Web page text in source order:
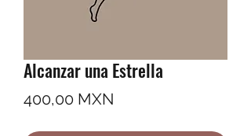
Alcanzar una Estrella
400,00 MXN